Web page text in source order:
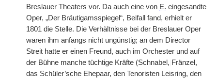
Breslauer Theaters vor. Da auch eine von E. eingesandte
Oper, „Der Bräutigamsspiegel“, Beifall fand, erhielt er
1801 die Stelle. Die Verhältnisse bei der Breslauer Oper
waren ihm anfangs nicht ungünstig; an dem Director
Streit hatte er einen Freund, auch im Orchester und auf
der Bühne manche tüchtige Kräfte (Schnabel, Fränzel,
das Schüler’sche Ehepaar, den Tenoristen Leisring, den